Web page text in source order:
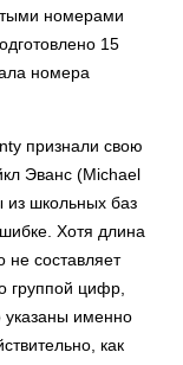
номерами
15
номера
признали свою
Эванс (Michael
из школьных баз
Хотя длина
не составляет
группой цифр,
указаны именно
как